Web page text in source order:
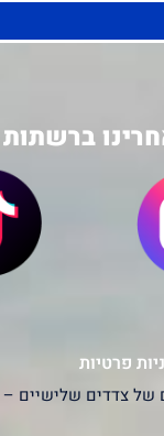
פרטיות